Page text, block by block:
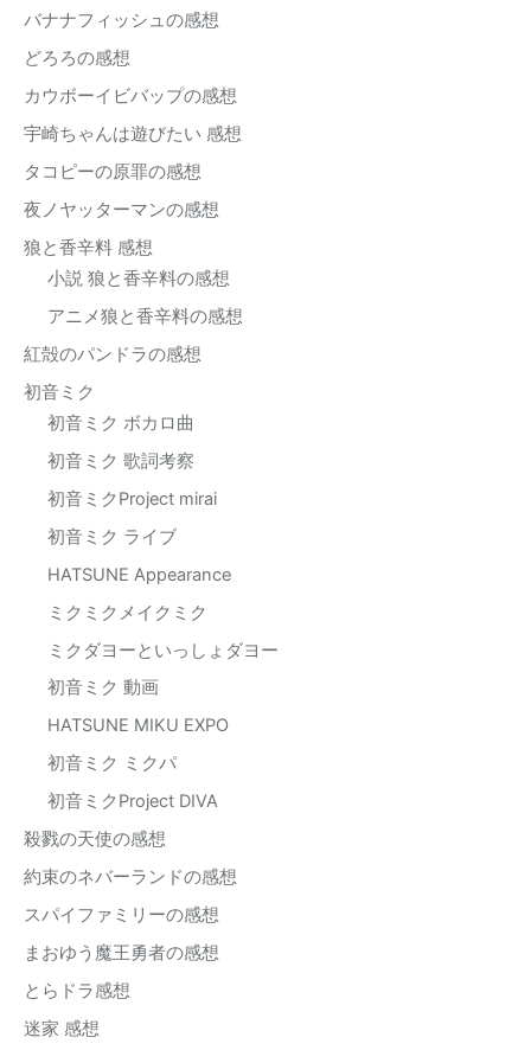
バナナフィッシュの感想
どろろの感想
カウボーイビバップの感想
宇崎ちゃんは遊びたい 感想
タコピーの原罪の感想
夜ノヤッターマンの感想
狼と香辛料 感想
小説 狼と香辛料の感想
アニメ狼と香辛料の感想
紅殻のパンドラの感想
初音ミク
初音ミク ボカロ曲
初音ミク 歌詞考察
初音ミクProject mirai
初音ミク ライブ
HATSUNE Appearance
ミクミクメイクミク
ミクダヨーといっしょダヨー
初音ミク 動画
HATSUNE MIKU EXPO
初音ミク ミクパ
初音ミクProject DIVA
殺戮の天使の感想
約束のネバーランドの感想
スパイファミリーの感想
まおゆう魔王勇者の感想
とらドラ感想
迷家 感想